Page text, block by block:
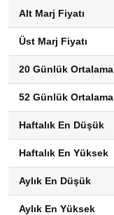
Alt Marj Fiyatı
Üst Marj Fiyatı
20 Günlük Ortalama
52 Günlük Ortalama
Haftalık En Düşük
Haftalık En Yüksek
Aylık En Düşük
Aylık En Yüksek